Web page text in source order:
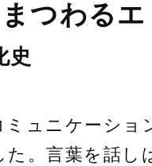
つわる
史
ュニケーショ
。言葉を話し